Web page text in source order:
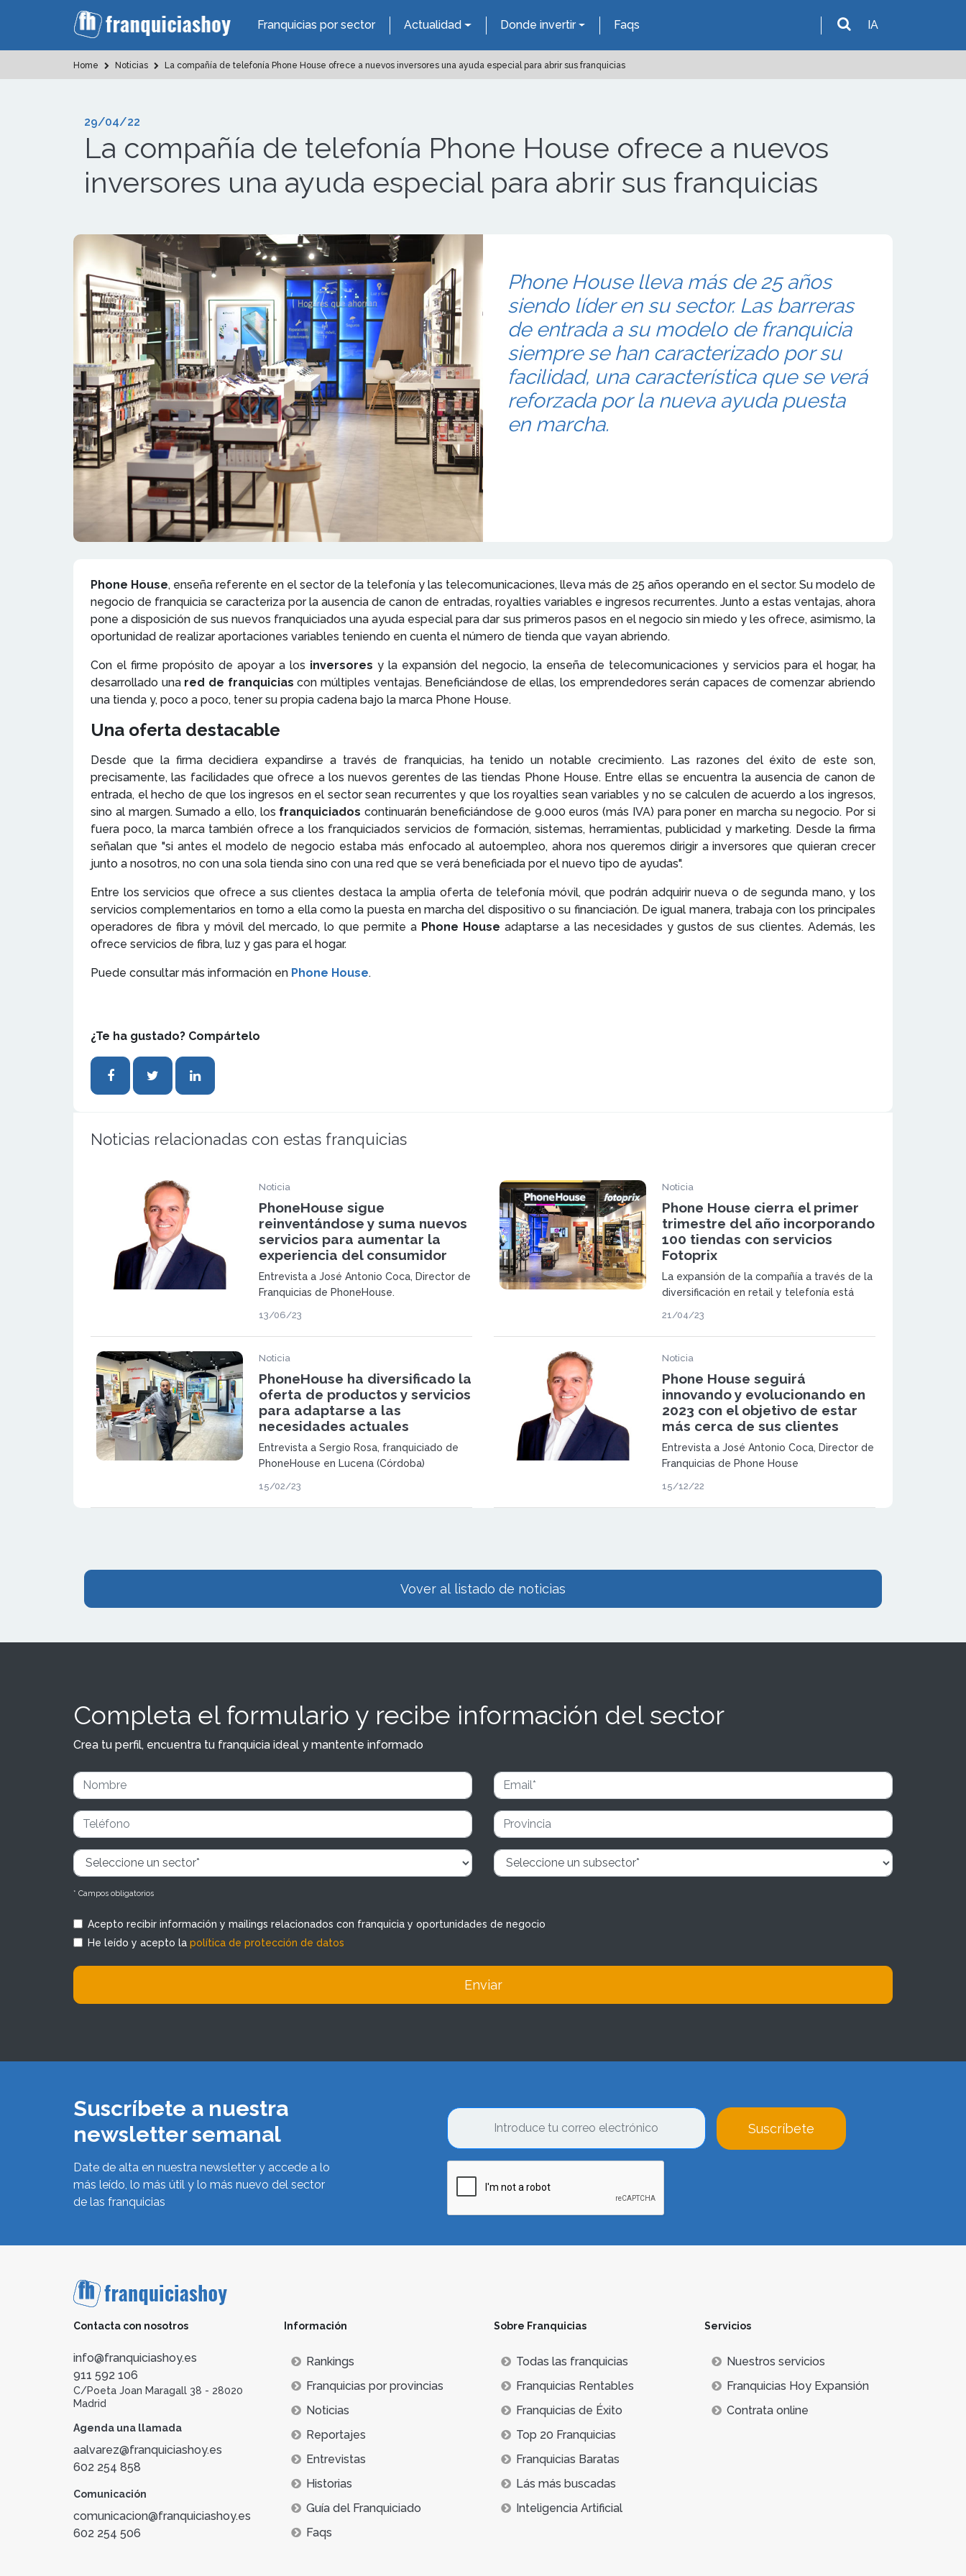
Franquicias por sector Actualidad Donde invertir Faqs IA
Home Noticias La compañía de telefonía Phone House ofrece a nuevos inversores una ayuda especial para abrir sus franquicias
29/04/22
La compañía de telefonía Phone House ofrece a nuevos
inversores una ayuda especial para abrir sus franquicias
Phone House lleva más de 25 años
siendo líder en su sector. Las barreras
de entrada a su modelo de franquicia
siempre se han caracterizado por su
facilidad, una característica que se verá
reforzada por la nueva ayuda puesta
en marcha.
Phone House, enseña referente en el sector de la telefonía y las telecomunicaciones, lleva más de 25 años operando en el sector. Su modelo de
negocio de franquicia se caracteriza por la ausencia de canon de entradas, royalties variables e ingresos recurrentes. Junto a estas ventajas, ahora
pone a disposición de sus nuevos franquiciados una ayuda especial para dar sus primeros pasos en el negocio sin miedo y les ofrece, asimismo, la
oportunidad de realizar aportaciones variables teniendo en cuenta el número de tienda que vayan abriendo.
Con el firme propósito de apoyar a los inversores y la expansión del negocio, la enseña de telecomunicaciones y servicios para el hogar, ha
desarrollado una red de franquiciascon múltiples ventajas. Beneficiándose de ellas, los emprendedores serán capaces de comenzar abriendo
una tienda y, poco a poco, tener su propia cadena bajo la marca Phone House.
Una oferta destacable
Desde que la firma decidiera expandirse a través de franquicias, ha tenido un notable crecimiento. Las razones del éxito de este son,
precisamente, las facilidades que ofrece a los nuevos gerentes de las tiendas Phone House. Entre ellas se encuentra la ausencia de canon de
entrada, el hecho de que los ingresos en el sector sean recurrentes y que los royalties sean variables y no se calculen de acuerdo a los ingresos,
sino al margen. Sumado a ello, los franquiciadoscontinuarán beneficiándose de 9.000 euros (más IVA) para poner en marcha su negocio. Por si
fuera poco, la marca también ofrece a los franquiciados servicios de formación, sistemas, herramientas, publicidad y marketing. Desde la firma
señalan que "si antes el modelo de negocio estaba más enfocado al autoempleo, ahora nos queremos dirigir a inversores que quieran crecer
junto a nosotros, no con una sola tienda sino con una red que se verá beneficiada por el nuevo tipo de ayudas".
Entre los servicios que ofrece a sus clientes destaca la amplia oferta de telefonía móvil, que podrán adquirir nueva o de segunda mano, y los
servicios complementarios en torno a ella como la puesta en marcha del dispositivo o su financiación. De igual manera, trabaja con los principales
operadores de fibra y móvil del mercado, lo que permite a Phone House adaptarse a las necesidades y gustos de sus clientes. Además, les
ofrece servicios de fibra, luz y gas para el hogar.
Puede consultar más información en Phone House.
¿Te ha gustado? Compártelo
Noticias relacionadas con estas franquicias
Noticia
PhoneHouse sigue
reinventándose y suma nuevos
servicios para aumentar la
experiencia del consumidor
Entrevista a José Antonio Coca, Director de
Franquicias de PhoneHouse.
13/06/23
Noticia
Phone House cierra el primer
trimestre del año incorporando
100 tiendas con servicios
Fotoprix
La expansión de la compañía a través de la
diversificación en retail y telefonía está
finalizar los primeros meses del año.
21/04/23
Noticia
PhoneHouse ha diversificado la
oferta de productos y servicios
para adaptarse a las
necesidades actuales
Entrevista a Sergio Rosa, franquiciado de
PhoneHouse en Lucena (Córdoba)
15/02/23
Noticia
Phone House seguirá
innovando y evolucionando en
2023 con el objetivo de estar
más cerca de sus clientes
Entrevista a José Antonio Coca, Director de
Franquicias de Phone House
15/12/22
Vover al listado de noticias
Completa el formulario y recibe información del sector
Crea tu perfil, encuentra tu franquicia ideal y mantente informado
* Campos obligatorios
Acepto recibir información y mailings relacionados con franquicia y oportunidades de negocio
He leído y acepto la política de protección de datos
Enviar
Suscríbete a nuestra
newsletter semanal
Date de alta en nuestra newsletter y accede a lo
más leído, lo más útil y lo más nuevo del sector
de las franquicias
Suscríbete
Contacta con nosotros
info@franquiciashoy.es
911 592 106
C/Poeta Joan Maragall 38 - 28020
Madrid
Agenda una llamada
aalvarez@franquiciashoy.es
602 254 858
Comunicación
comunicacion@franquiciashoy.es
602 254 506
Información
Rankings
Franquicias por provincias
Noticias
Reportajes
Entrevistas
Historias
Guía del Franquiciado
Faqs
Sobre Franquicias
Todas las franquicias
Franquicias Rentables
Franquicias de Éxito
Top 20 Franquicias
Franquicias Baratas
Lás más buscadas
Inteligencia Artificial
Servicios
Nuestros servicios
Franquicias Hoy Expansión
Contrata online